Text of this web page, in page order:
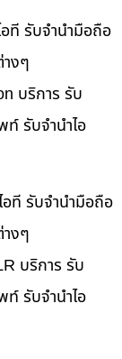
ที รับจำนำมือถือ
งๆ
บริการ รับ
ท์ รับจำนำไอ
ที รับจำนำมือถือ
งๆ
บริการ รับ
ท์ รับจำนำไอ